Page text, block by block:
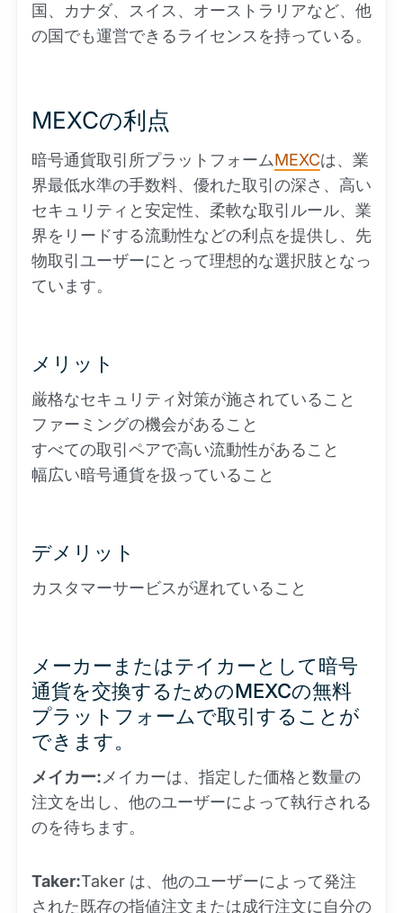
国、カナダ、スイス、オーストラリアなど、他
の国でも運営できるライセンスを持っている。
MEXCの利点
暗号通貨取引所プラットフォームMEXCは、業
界最低水準の手数料、優れた取引の深さ、高い
セキュリティと安定性、柔軟な取引ルール、業
界をリードする流動性などの利点を提供し、先
物取引ユーザーにとって理想的な選択肢となっ
ています。
メリット
厳格なセキュリティ対策が施されていること
ファーミングの機会があること
すべての取引ペアで高い流動性があること
幅広い暗号通貨を扱っていること
デメリット
カスタマーサービスが遅れていること
メーカーまたはテイカーとして暗号
通貨を交換するためのMEXCの無料
プラットフォームで取引することが
できます。
メイカー: メイカーは、指定した価格と数量の
注文を出し、他のユーザーによって執行される
のを待ちます。
Taker:Taker は、他のユーザーによって発注
された既存の指値注文または成行注文に自分の